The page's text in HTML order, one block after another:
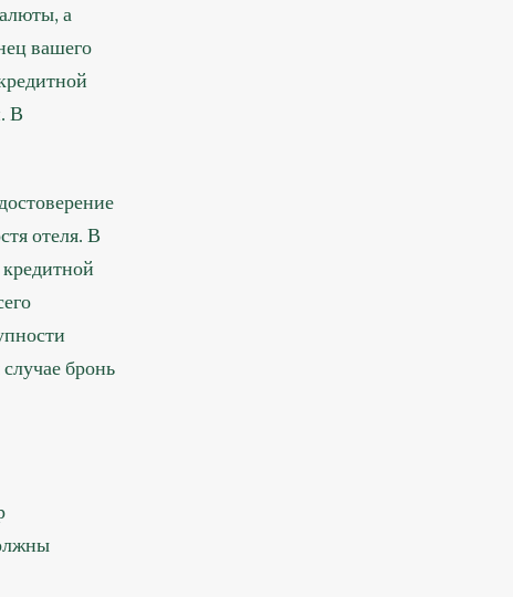
а
вашего
В
отеля. В
бронь